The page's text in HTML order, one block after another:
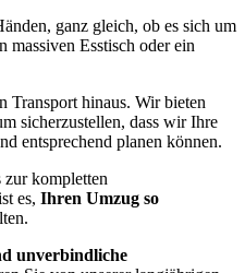
ganz gleich, ob es sich um
massiven Esstisch oder ein
Transport hinaus. Wir bieten
sicherzustellen, dass wir Ihre
entsprechend planen können.
zur kompletten
es, Ihren Umzug so
unverbindliche